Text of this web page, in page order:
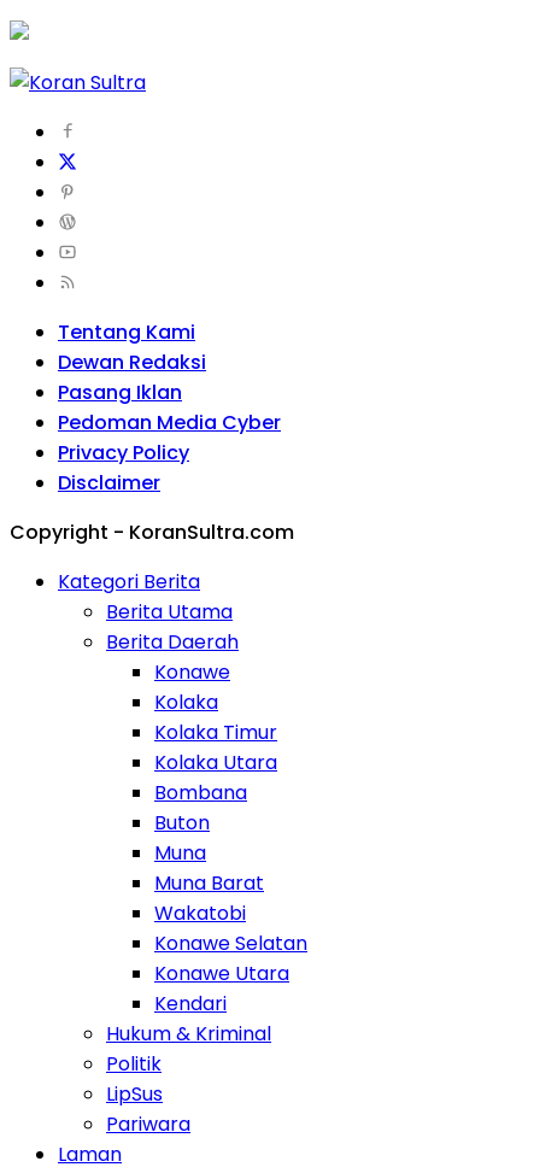
Tentang Kami
Dewan Redaksi
Pasang Iklan
Pedoman Media Cyber
Privacy Policy
Disclaimer
Copyright - KoranSultra.com
Kategori Berita
Berita Utama
Berita Daerah
Konawe
Kolaka
Kolaka Timur
Kolaka Utara
Bombana
Buton
Muna
Muna Barat
Wakatobi
Konawe Selatan
Konawe Utara
Kendari
Hukum & Kriminal
Politik
LipSus
Pariwara
Laman